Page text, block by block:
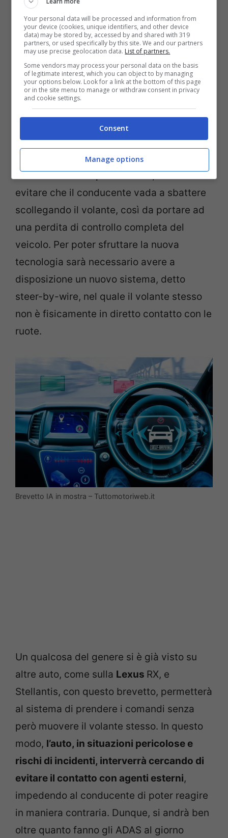
Stellantis, con questa innovazione, va ben
oltre i sistemi di guida autonoma o di
assistenza alla guida che siamo abituati a
conoscere. Infatti,l’IA deciderà al posto di
chi è alla guida e porterà ad ignorare gli
ordini del conducente, e sarà l’auto stessa
a scegliere come agire al nostro posto.
L’auto sterzerà, ma senza modificare la
posizione del volante a bordo
dell’abitacolo. In questo modo, si vuole
evitare che il conducente vada a sbattere
scollegando il volante, così da portare ad
una perdita di controllo completa del
veicolo. Per poter sfruttare la nuova
tecnologia sarà necessario avere a
disposizione un nuovo sistema, detto
steer-by-wire, nel quale il volante stesso
non è fisicamente in diretto contatto con le
ruote.
Brevetto IA in mostra – Tuttomotoriweb.it
Un qualcosa del genere si è già visto su
altre auto, come sulla Lexus RX, e
Stellantis, con questo brevetto, permetterà
al sistema di prendere i comandi senza
però muovere il volante stesso. In questo
modo, l’auto, in situazioni pericolose e
rischi di incidenti, interverrà cercando di
evitare il contatto con agenti esterni,
impedendo al conducente di poter reagire
in maniera contraria. Dunque, si andrà ben
oltre quanto fanno gli ADAS al giorno
Your personal data will be processed and information from
your device (cookies, unique identifiers, and other device
data) may be stored by, accessed by and shared with 319
partners, or used specifically by this site. We and our partners
may use precise geolocation data. List of partners.
Some vendors may process your personal data on the basis
of legitimate interest, which you can object to by managing
your options below. Look for a link at the bottom of this page
or in the site menu to manage or withdraw consent in privacy
and cookie settings.
Consent
Manage options